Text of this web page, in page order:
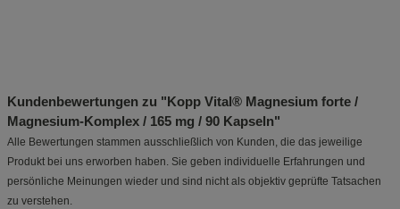
Kundenbewertungen zu "Kopp Vital® Magnesium forte /
Magnesium-Komplex / 165 mg / 90 Kapseln"
Alle Bewertungen stammen ausschließlich von Kunden, die das jeweilige
Produkt bei uns erworben haben. Sie geben individuelle Erfahrungen und
persönliche Meinungen wieder und sind nicht als objektiv geprüfte Tatsachen
zu verstehen.